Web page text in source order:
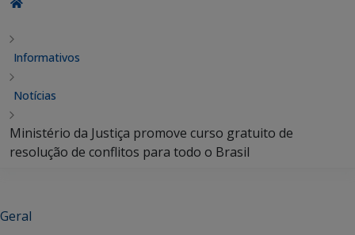
Informativos
Notícias
Ministério da Justiça promove curso gratuito de
resolução de conflitos para todo o Brasil
Geral